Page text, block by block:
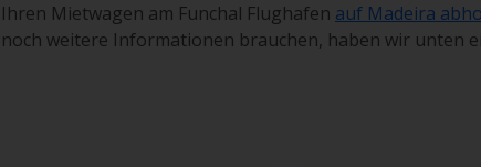
Ihren Mietwagen am Funchal Flughafen auf Madeira
noch weitere Informationen brauchen, haben wir unten